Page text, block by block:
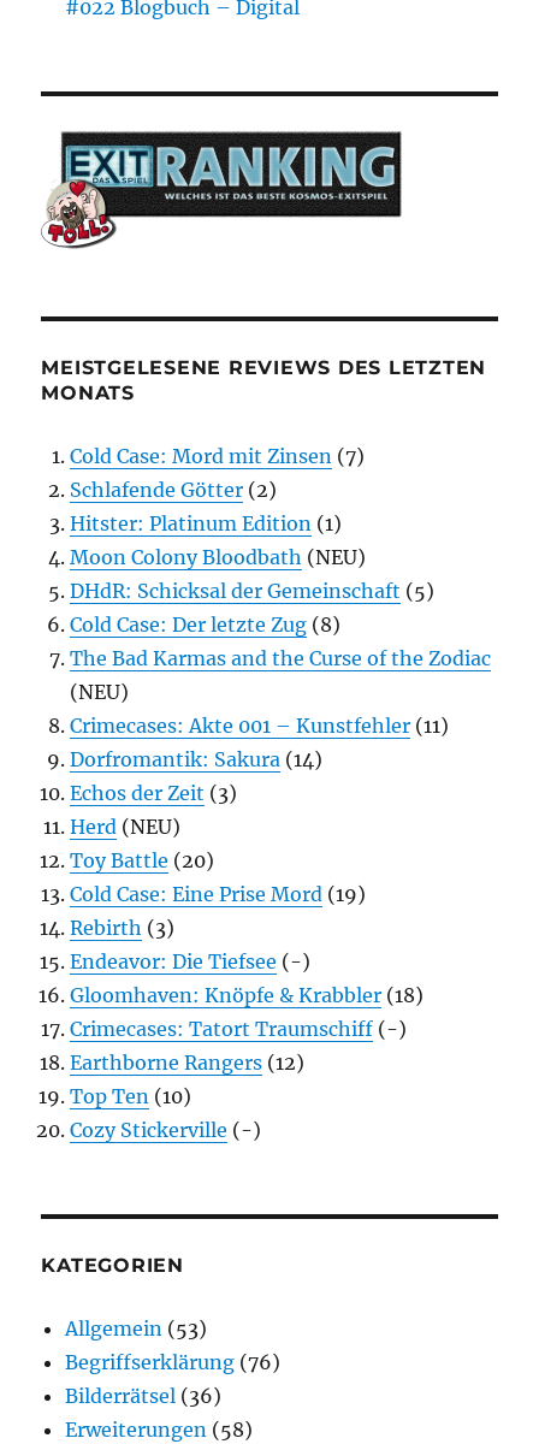
#022 Blogbuch – Digital
MEISTGELESENE REVIEWS DES LETZTEN
MONATS
Cold Case: Mord mit Zinsen (7)
Schlafende Götter (2)
Hitster: Platinum Edition (1)
Moon Colony Bloodbath (NEU)
DHdR: Schicksal der Gemeinschaft (5)
Cold Case: Der letzte Zug (8)
The Bad Karmas and the Curse of the Zodiac
(NEU)
Crimecases: Akte 001 – Kunstfehler (11)
Dorfromantik: Sakura (14)
Echos der Zeit (3)
Herd (NEU)
Toy Battle (20)
Cold Case: Eine Prise Mord (19)
Rebirth (3)
Endeavor: Die Tiefsee (-)
Gloomhaven: Knöpfe & Krabbler (18)
Crimecases: Tatort Traumschiff (-)
Earthborne Rangers (12)
Top Ten (10)
Cozy Stickerville (-)
KATEGORIEN
Allgemein (53)
Begriffserklärung (76)
Bilderrätsel (36)
Erweiterungen (58)